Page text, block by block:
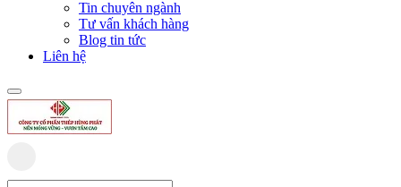
Tin chuyên ngành
Tư vấn khách hàng
Blog tin tức
Liên hệ